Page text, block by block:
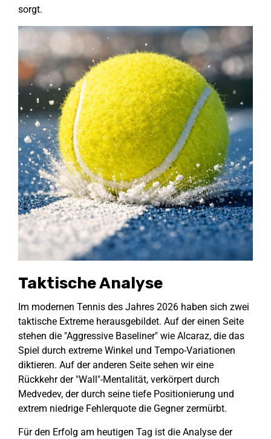
sorgt.
Taktische Analyse
Im modernen Tennis des Jahres 2026 haben sich zwei
taktische Extreme herausgebildet. Auf der einen Seite
stehen die "Aggressive Baseliner" wie Alcaraz, die das
Spiel durch extreme Winkel und Tempo-Variationen
diktieren. Auf der anderen Seite sehen wir eine
Rückkehr der "Wall"-Mentalität, verkörpert durch
Medvedev, der durch seine tiefe Positionierung und
extrem niedrige Fehlerquote die Gegner zermürbt.
Für den Erfolg am heutigen Tag ist die Analyse der